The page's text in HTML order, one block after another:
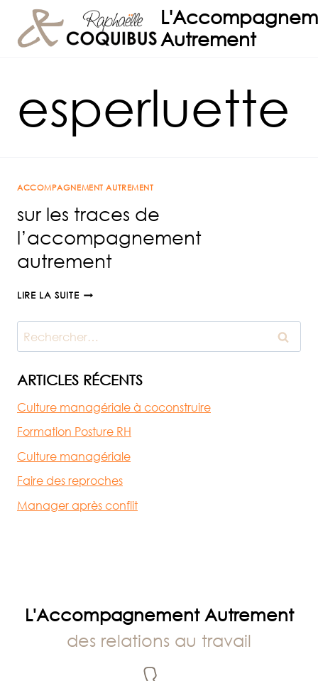
contenu
Autrement
esperluette
ACCOMPAGNEMENT AUTREMENT
sur les traces de
l’accompagnement
autrement
LIRE LA SUITESUR
TRACES
DE
AUTREMENT
Rechercher :
ARTICLES RÉCENTS
Culture managériale à coconstruire
Formation Posture RH
Culture managériale
Faire des reproches
Manager après conflit
L'Accompagnement Autrement
des relations au travail